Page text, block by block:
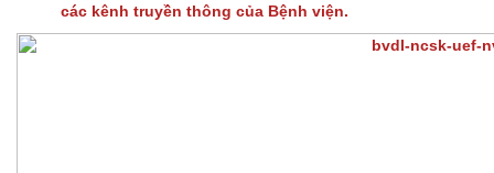
các kênh truyền thông của Bệnh viện.